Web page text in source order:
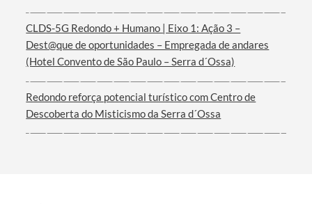
Categorias gerais
CLDS-5G Redondo + Humano | Eixo 1: Ação 3 –
Dest@que de oportunidades – Empregada de andares
(Hotel Convento de São Paulo – Serra d´Ossa)
Redondo reforça potencial turístico com Centro de
Descoberta do Misticismo da Serra d´Ossa